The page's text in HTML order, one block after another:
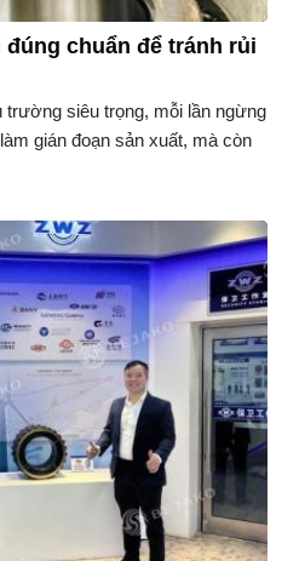
chuẩn để tránh rủi
siêu trọng, mỗi lần ngừng
gián đoạn sản xuất, mà còn